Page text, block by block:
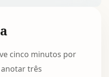
cinco minutos por
três